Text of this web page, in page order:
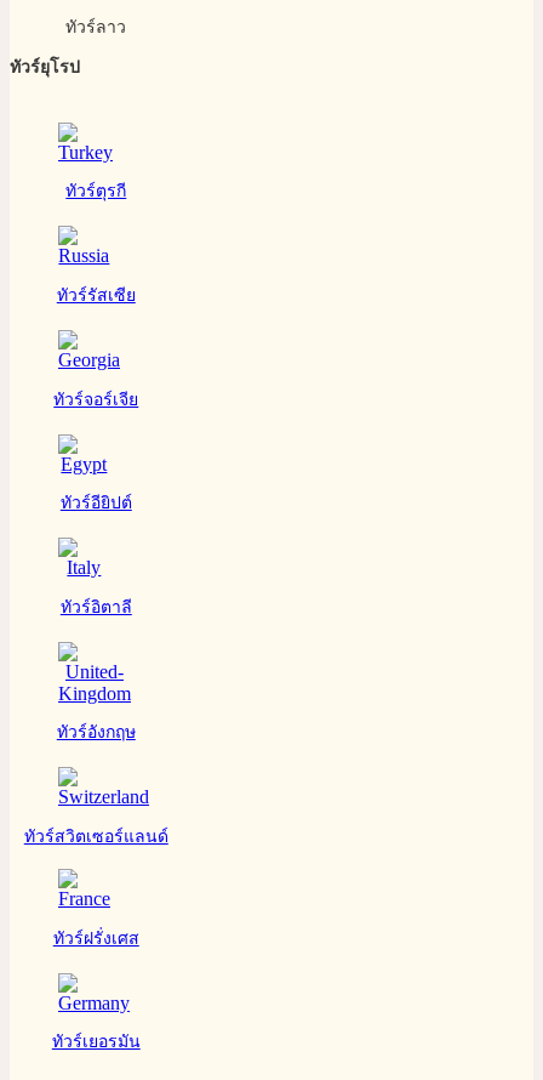
ทัวร์ลาว
ทัวร์ยุโรป
ทัวร์ตุรกี
ทัวร์รัสเซีย
ทัวร์จอร์เจีย
ทัวร์อียิปต์
ทัวร์อิตาลี
ทัวร์อังกฤษ
ทัวร์สวิตเซอร์แลนด์
ทัวร์ฝรั่งเศส
ทัวร์เยอรมัน